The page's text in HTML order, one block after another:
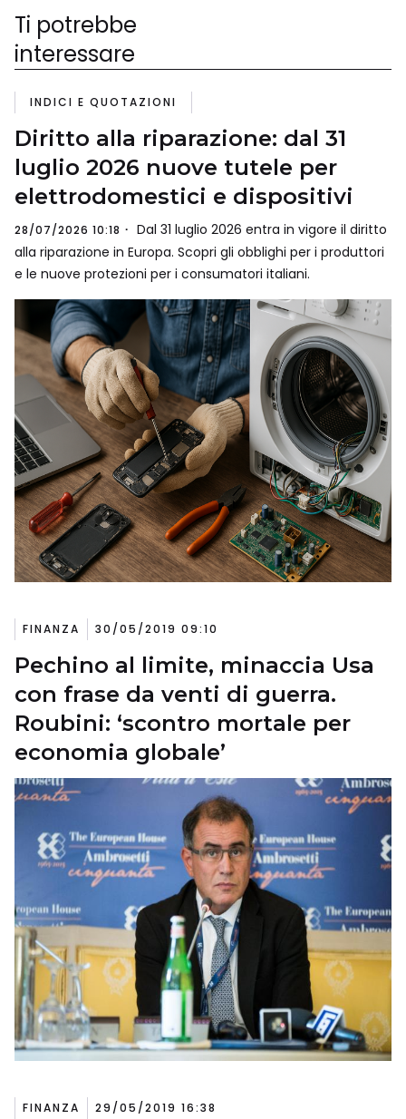
Ti potrebbe
interessare
INDICI E QUOTAZIONI
Diritto alla riparazione: dal 31
luglio 2026 nuove tutele per
elettrodomestici e dispositivi
28/07/2026 10:18
Dal 31 luglio 2026 entra in vigore il diritto
alla riparazione in Europa. Scopri gli obblighi per i produttori
e le nuove protezioni per i consumatori italiani.
FINANZA 30/05/2019 09:10
Pechino al limite, minaccia Usa
con frase da venti di guerra.
Roubini: ‘scontro mortale per
economia globale’
FINANZA 29/05/2019 16:38